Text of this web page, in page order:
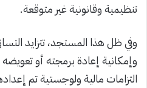
تنظيمية وقانونية غير متوقعة.
وفي ظل هذا المستجد، تتزايد
وإمكانية إعادة برمجته أو
التزامات مالية ولوجستية تم